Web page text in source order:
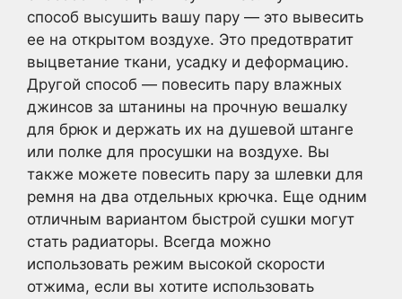
способ высушить вашу пару — это вывесить
ее на открытом воздухе. Это предотвратит
выцветание ткани, усадку и деформацию.
Другой способ — повесить пару влажных
джинсов за штанины на прочную вешалку
для брюк и держать их на душевой штанге
или полке для просушки на воздухе. Вы
также можете повесить пару за шлевки для
ремня на два отдельных крючка. Еще одним
отличным вариантом быстрой сушки могут
стать радиаторы. Всегда можно
использовать режим высокой скорости
отжима, если вы хотите использовать